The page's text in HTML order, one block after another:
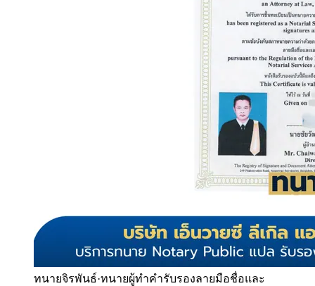
ทนายจิรพันธ์·ทนายผู้ทำคำรับรองลายมือชื่อและ